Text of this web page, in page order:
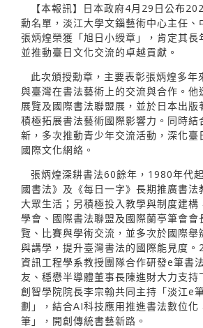
【本報訊】日本政府4月29日公布
勳名單，淡江大學文錙藝術中心主任、
張炳煌榮獲「旭日小綬章」，肯定其長
並推動臺日文化交流的卓越貢獻。
此次頒授勳章，主要表彰張炳煌多年
與臺灣在書法藝術上的交流與合作。他
展覽及國際書法聯盟展，並於日本出版
積極拓展書法藝術國際影響力。同時結
新，多次推動青少年交流活動，深化臺
國際文化網絡。
張炳煌深耕書法60餘年，1980年代
國書法》及《每日一字》長期推廣書法
大眾生活；另積極投入教學與制度建構
學會、國際書法聯盟及國際蘭亭筆會會
覽、比賽與學術交流，並多次於國際舉
與講學，提升臺灣書法的國際能見度
資訊工程學系教授團隊合作研發e筆書
友、穩懋半導體董事長陳進財大力支持
創智學院院長李宗翰共同主持「淡江e
劃」，結合AI科技應用推進書法數位化
筆」，開創傳統書藝新路。